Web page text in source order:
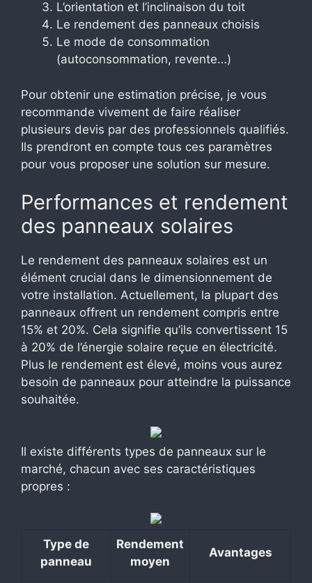
L’orientation et l’inclinaison du toit
Le rendement des panneaux choisis
Le mode de consommation
(autoconsommation, revente…)
Pour obtenir une estimation précise, je vous
recommande vivement de faire réaliser
plusieurs devis par des professionnels qualifiés.
Ils prendront en compte tous ces paramètres
pour vous proposer une solution sur mesure.
Performances et rendement
des panneaux solaires
Le rendement des panneaux solaires est un
élément crucial dans le dimensionnement de
votre installation. Actuellement, la plupart des
panneaux offrent un rendement compris entre
15% et 20%. Cela signifie qu’ils convertissent 15
à 20% de l’énergie solaire reçue en électricité.
Plus le rendement est élevé, moins vous aurez
besoin de panneaux pour atteindre la puissance
souhaitée.
Il existe différents types de panneaux sur le
marché, chacun avec ses caractéristiques
propres :
Type de
panneau
Rendement
moyen
Avantages